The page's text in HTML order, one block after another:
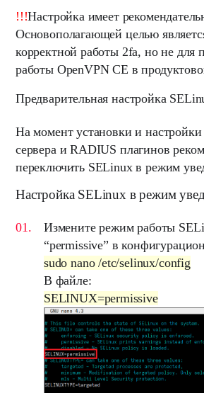
!!!Настройка имеет
Основополагающей целью
корректной работы 2fa, но не для
работы OpenVPN CE в
Предварительная настройка
На момент установки и
сервера иRADIUS плагинов
переключить SELinux врежим
Настройка SELinux в режим
Измените режим работы
“permissive” в
sudo nano /etc/selinux/config
В файле:
SELINUX=permissive